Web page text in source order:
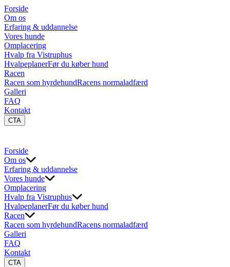
Forside
Om os
Erfaring & uddannelse
Vores hunde
Omplacering
Hvalp fra Vistruphus
HvalpeplanerFør du køber hund
Racen
Racen som hyrdehundRacens normaladfærd
Galleri
FAQ
Kontakt
CTA
Forside
Om os
Erfaring & uddannelse
Vores hunde
Omplacering
Hvalp fra Vistruphus
HvalpeplanerFør du køber hund
Racen
Racen som hyrdehundRacens normaladfærd
Galleri
FAQ
Kontakt
CTA